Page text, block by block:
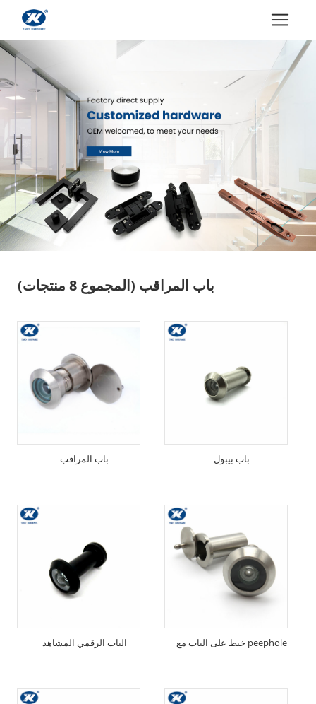
باب المراقب (المجموع 8 منتجات)
باب المراقب باب بيبول
الباب الرقمي المشاهد خبط على الباب مع peephole